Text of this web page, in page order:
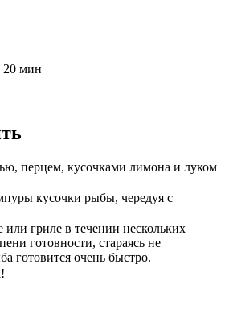
20 мин
перцем, кусочками лимона и луком
кусочки рыбы, чередуя с
гриле в течении нескольких
готовности, стараясь не
готовится очень быстро.